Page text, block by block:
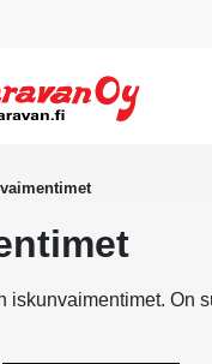
iskunvaimentimet.